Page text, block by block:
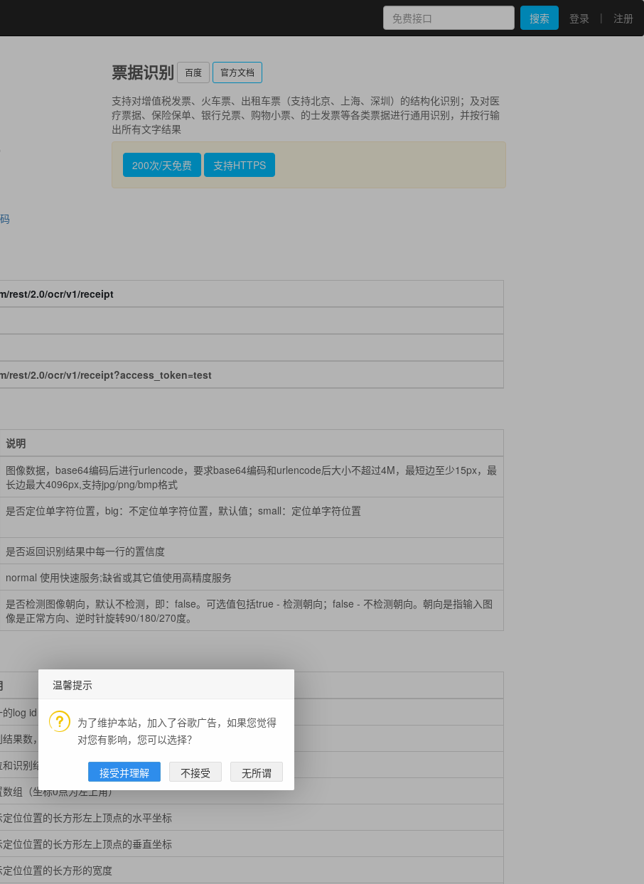
搜索 登录 | 注册
票据识别 百度 官方文档
支持对增值税发票、火车票、出租车票（支持北京、上海、深圳）的结构化识别；及对医
疗票据、保险保单、银行兑票、购物小票、的士发票等各类票据进行通用识别，并按行输
出所有文字结果
200次/天免费 支持HTTPS
rest/2.0/ocr/v1/receipt
rest/2.0/ocr/v1/receipt?access_token=test
说明
图像数据，base64编码后进行urlencode，要求base64编码和urlencode后大小不超过4M，最短边至少15px，最
长边最大4096px,支持jpg/png/bmp格式
是否定位单字符位置，big：不定位单字符位置，默认值；small：定位单字符位置
是否返回识别结果中每一行的置信度
normal 使用快速服务;缺省或其它值使用高精度服务
是否检测图像朝向，默认不检测，即：false。可选值包括true - 检测朝向；false - 不检测朝向。朝向是指输入图
像是正常方向、逆时针旋转90/180/270度。
log id，用于问题定位
结果数，表示words_result的元素个数
识别结果数组
数组（坐标0点为左上角）
定位位置的长方形左上顶点的水平坐标
定位位置的长方形左上顶点的垂直坐标
定位位置的长方形的宽度
温馨提示
为了维护本站，加入了谷歌广告，如果您觉得
对您有影响，您可以选择？
接受并理解 不接受 无所谓